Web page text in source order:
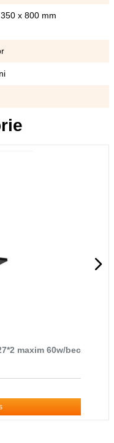
x 800 mm
maxim 60w/bec